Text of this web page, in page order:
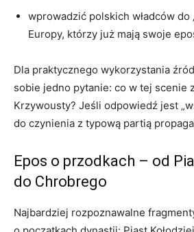
wprowadzić polskich władców do
Europy, którzy już mają swoje
Dla praktycznego wykorzystania
sobie jedno pytanie: co w tej scenie
Krzywousty? Jeśli odpowiedź jest
do czynienia z typową partią
Epos o przodkach – od
do Chrobrego
Najbardziej rozpoznawalne